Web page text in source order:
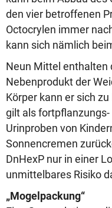
den vier betroffenen
Octocrylen immer
kann sich nämlich
Neun Mittel enthalten
Nebenprodukt der
Körper kann er sich
gilt als
Urinproben von
Sonnencremen
DnHexP nur in einer
unmittelbares Risiko
„Mogelpackung“